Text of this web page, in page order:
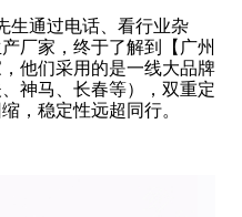
生通过电话、看行业杂
厂家，终于了解到【广州
他们采用的是一线大品牌
神马、长春等），双重定
，稳定性远超同行。